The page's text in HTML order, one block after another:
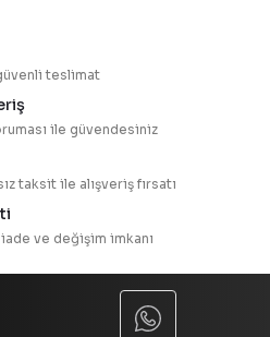
noktaları öneri formunu
ederiz.
veya görüntülenemiyor.
bilgiler bulunuyor.
daha pahalı.
teslimat
ile güvendesiniz
taksit ile alışveriş fırsatı
ve değişim imkanı